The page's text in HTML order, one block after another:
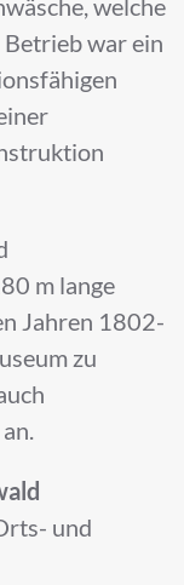
welche
war ein
m lange
Jahren 1802-
zu
und